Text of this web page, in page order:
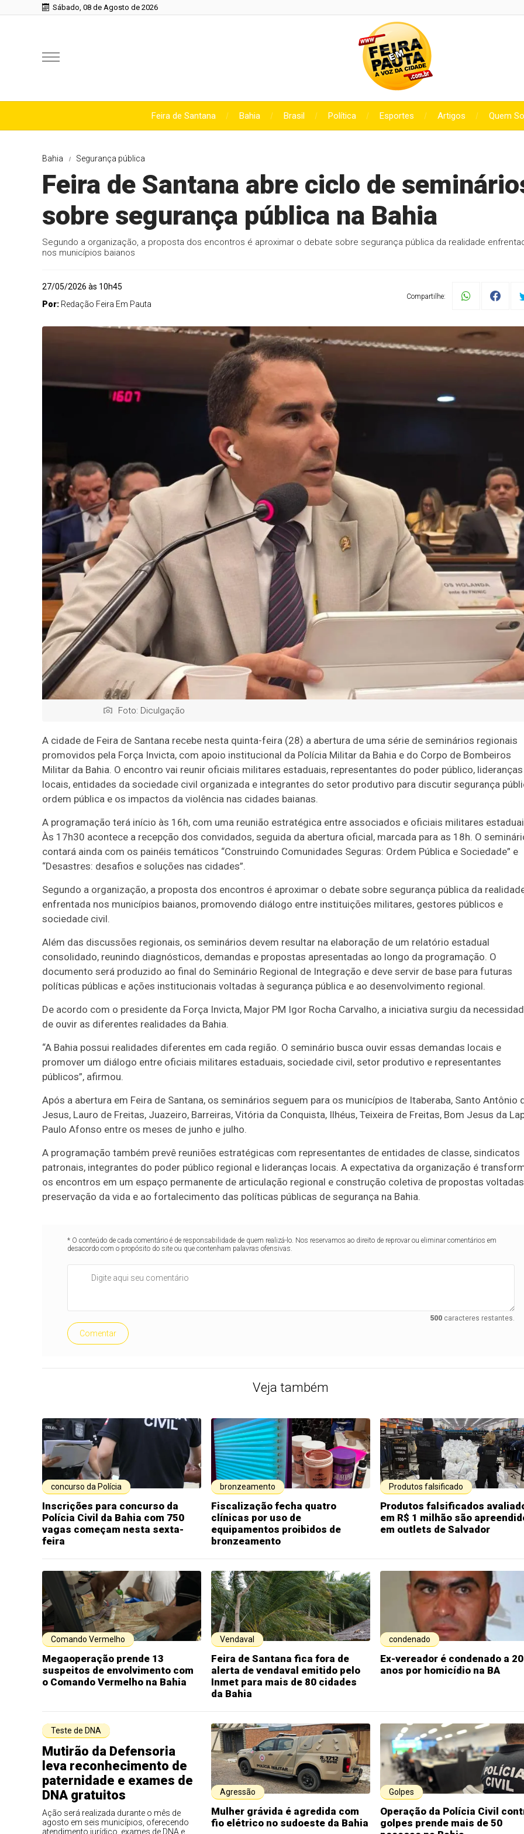
Sábado, 08 de Agosto de 2026
Feira de Santana Bahia Brasil Política Esportes Artigos Quem
Bahia Segurança pública
Feira de Santana abre ciclo de
sobre segurança pública na Bahia
Segundo a organização, a proposta dos encontros é aproximar o debate sobre segurança pública da realidade
nos municípios baianos
27/05/2026 às 10h45
Por: Redação Feira Em Pauta
Compartilhe:
Foto: Diculgação
A cidade de Feira de Santana recebe nesta quinta-feira (28) a abertura de uma série de seminários regionais
promovidos pela Força Invicta, com apoio institucional da Polícia Militar da Bahia e do Corpo de Bombeiros
Militar da Bahia. O encontro vai reunir oficiais militares estaduais, representantes do poder público, lideranças
locais, entidades da sociedade civil organizada e integrantes do setor produtivo para discutir segurança
ordem pública e os impactos da violência nas cidades baianas.
A programação terá início às 16h, com uma reunião estratégica entre associados e oficiais militares
Às 17h30 acontece a recepção dos convidados, seguida da abertura oficial, marcada para as 18h. O
contará ainda com os painéis temáticos “Construindo Comunidades Seguras: Ordem Pública e Sociedade” e
“Desastres: desafios e soluções nas cidades”.
Segundo a organização, a proposta dos encontros é aproximar o debate sobre segurança pública da
enfrentada nos municípios baianos, promovendo diálogo entre instituições militares, gestores públicos e
sociedade civil.
Além das discussões regionais, os seminários devem resultar na elaboração de um relatório estadual
consolidado, reunindo diagnósticos, demandas e propostas apresentadas ao longo da programação. O
documento será produzido ao final do Seminário Regional de Integração e deve servir de base para futuras
políticas públicas e ações institucionais voltadas à segurança pública e ao desenvolvimento regional.
De acordo com o presidente da Força Invicta, Major PM Igor Rocha Carvalho, a iniciativa surgiu da
de ouvir as diferentes realidades da Bahia.
“A Bahia possui realidades diferentes em cada região. O seminário busca ouvir essas demandas locais e
promover um diálogo entre oficiais militares estaduais, sociedade civil, setor produtivo e representantes
públicos”, afirmou.
Após a abertura em Feira de Santana, os seminários seguem para os municípios de Itaberaba, Santo Antônio
Jesus, Lauro de Freitas, Juazeiro, Barreiras, Vitória da Conquista, Ilhéus, Teixeira de Freitas, Bom Jesus da
Paulo Afonso entre os meses de junho e julho.
A programação também prevê reuniões estratégicas com representantes de entidades de classe, sindicatos
patronais, integrantes do poder público regional e lideranças locais. A expectativa da organização é
os encontros em um espaço permanente de articulação regional e construção coletiva de propostas
preservação da vida e ao fortalecimento das políticas públicas de segurança na Bahia.
* O conteúdo de cada comentário é de responsabilidade de quem realizá-lo. Nos reservamos ao direito de reprovar ou eliminar comentários em
desacordo com o propósito do site ou que contenham palavras ofensivas.
500caracteres restantes.
Comentar
Veja também
concurso da Polícia
Inscrições para concurso da
Polícia Civil da Bahia com 750
vagas começam nesta sexta-
feira
bronzeamento
Fiscalização fecha quatro
clínicas por uso de
equipamentos proibidos de
bronzeamento
Produtos falsificado
Produtos falsificados
em R$ 1 milhão são
em outlets de Salvador
Comando Vermelho
Megaoperação prende 13
suspeitos de envolvimento com
o Comando Vermelho na Bahia
Vendaval
Feira de Santana fica fora de
alerta de vendaval emitido pelo
Inmet para mais de 80 cidades
da Bahia
condenado
Ex-vereador é condenado a 20
anos por homicídio na BA
Teste de DNA
Mutirão da Defensoria
leva reconhecimento de
paternidade e exames de
DNA gratuitos
Ação será realizada durante o mês de
agosto em seis municípios, oferecendo
atendimento jurídico, exames de DNA e
Agressão
Mulher grávida é agredida com
fio elétrico no sudoeste da Bahia
Golpes
Operação da Polícia Civil
golpes prende mais de 50